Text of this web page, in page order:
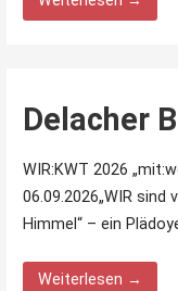
Delacher
WIR:KWT 2026
06.09.2026„WIR
Himmel“ – ein
Weiterlesen →